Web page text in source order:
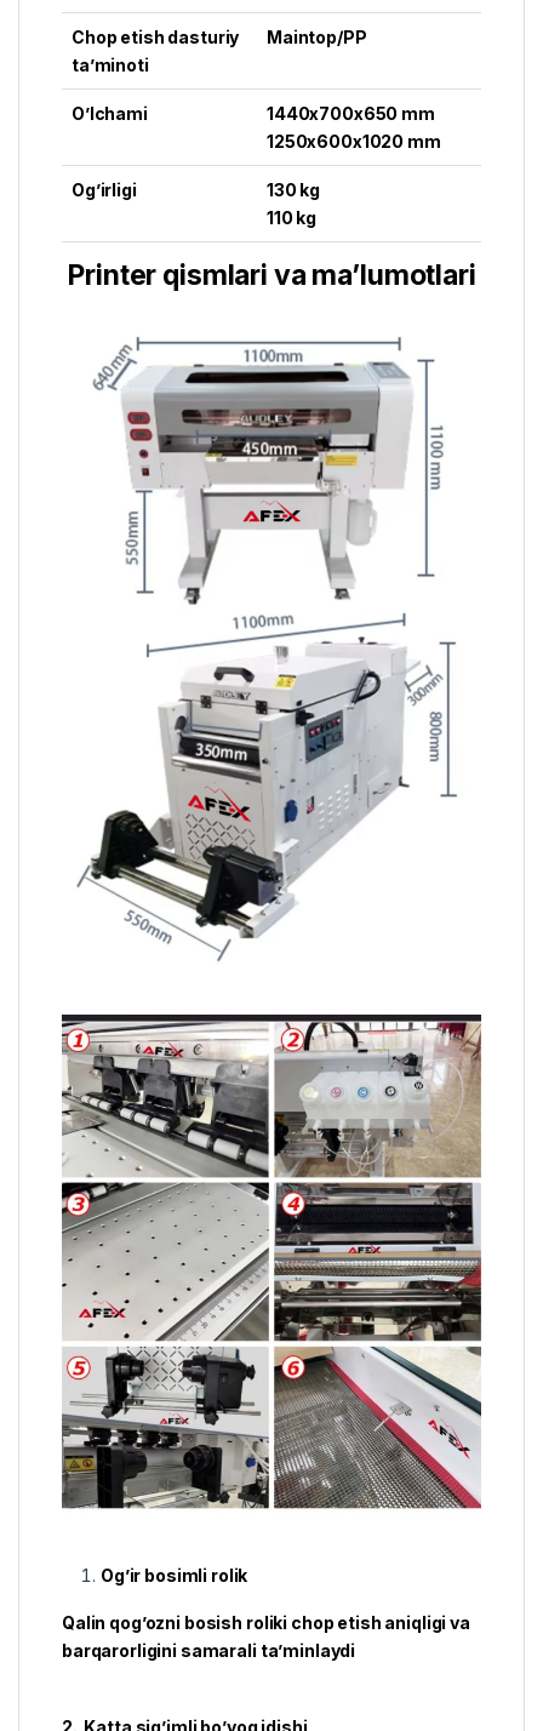
Chop etish dasturiy
ta’minoti
Maintop/PP
O’lchami
1440x700x650 mm
1250x600x1020 mm
Og’irligi
130 kg
110 kg
Printer qismlari va ma’lumotlari
Og’ir bosimli rolik
Qalin qog’ozni bosish roliki chop etish aniqligi va
barqarorligini samarali ta’minlaydi
2. Katta sig’imli bo’yoq idishi